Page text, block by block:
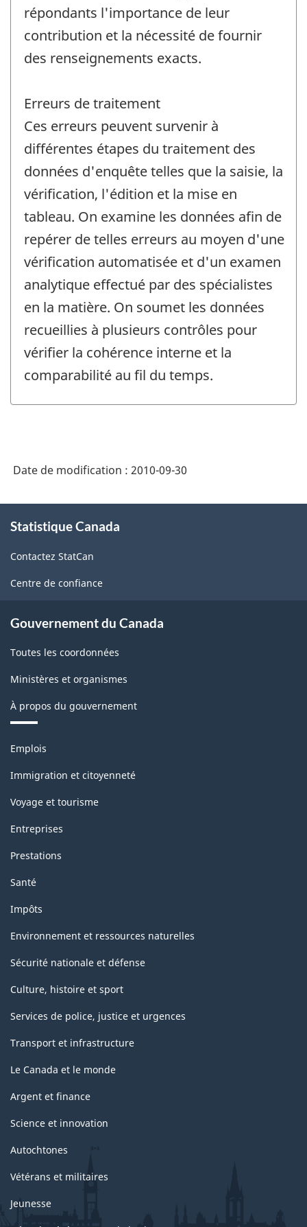
répondants l'importance de leur
contribution et la nécessité de fournir
des renseignements exacts.
Erreurs de traitement
Ces erreurs peuvent survenir à
différentes étapes du traitement des
données d'enquête telles que la saisie, la
vérification, l'édition et la mise en
tableau. On examine les données afin de
repérer de telles erreurs au moyen d'une
vérification automatisée et d'un examen
analytique effectué par des spécialistes
en la matière. On soumet les données
recueillies à plusieurs contrôles pour
vérifier la cohérence interne et la
comparabilité au fil du temps.
Date de modification : 2010-09-30
propos
ce
site
Statistique Canada
Contactez StatCan
Centre de confiance
Gouvernement du Canada
Toutes les coordonnées
Ministères et organismes
À propos du gouvernement
Thèmes
sujets
Emplois
Immigration et citoyenneté
Voyage et tourisme
Entreprises
Prestations
Santé
Impôts
Environnement et ressources naturelles
Sécurité nationale et défense
Culture, histoire et sport
Services de police, justice et urgences
Transport et infrastructure
Le Canada et le monde
Argent et finance
Science et innovation
Autochtones
Vétérans et militaires
Jeunesse